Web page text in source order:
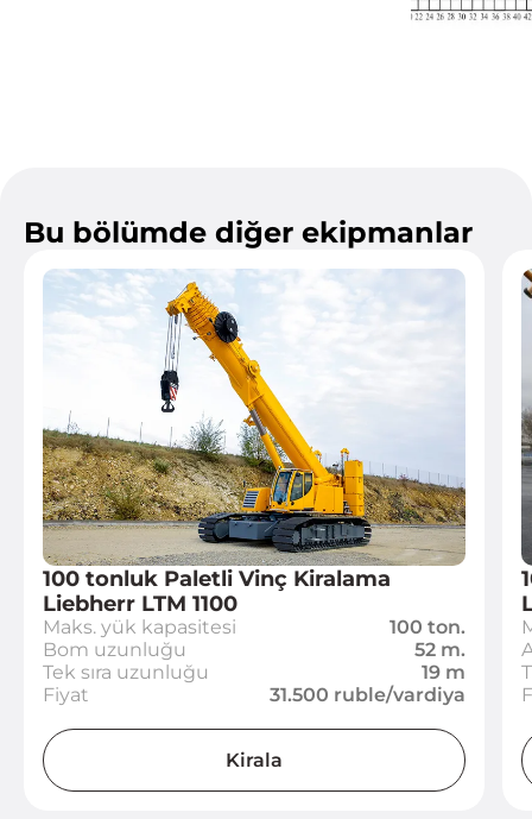
Bu bölümde diğer ekipmanlar
100 tonluk Paletli Vinç Kiralama
Liebherr LTM 1100
Maks. yük kapasitesi
100 ton.
Bom uzunluğu
52 m.
Tek sıra uzunluğu
19 m
Fiyat
31.500 ruble/vardiya
Kirala